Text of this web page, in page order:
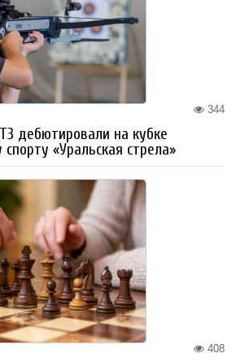
344
дебютировали на кубке
«Уральская стрела»
408